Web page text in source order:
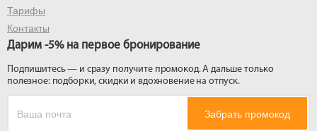
Тарифы
Контакты
Дарим -5% на первое бронирование
Подпишитесь — и сразу получите промокод. А дальше только
полезное: подборки, скидки и вдохновение на отпуск.
Забрать промокод